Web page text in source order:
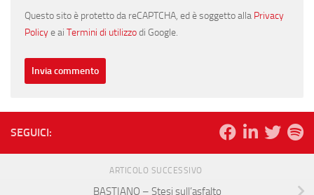
Questo sito è protetto da reCAPTCHA, ed è soggetto alla Privacy
Policye ai Termini di utilizzodi Google.
SEGUICI:
ARTICOLO SUCCESSIVO
BASTIANO – Stesi sull’asfalto